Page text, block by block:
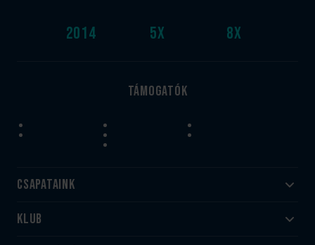
2014 5x 8x
Támogatók
Csapataink
Felnőtt
Klub